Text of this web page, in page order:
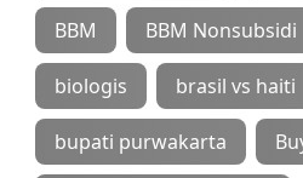
BBM BBM Nonsubsidi
biologis brasil vs haiti
bupati purwakarta